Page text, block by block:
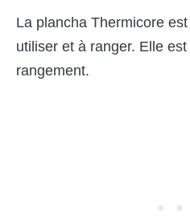
La plancha Thermicore
utiliser et à ranger. Elle
rangement.